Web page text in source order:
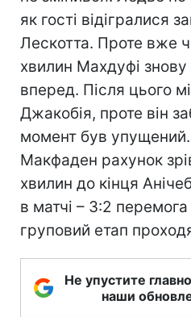
як гості відігралися
Лескотта. Проте вже
хвилин Махдуфі знову
вперед. Після цього
Джакобія, проте він
момент був упущений.
Макфаден рахунок
хвилин до кінця
в матчі – 3:2
груповий етап
Не упустите
наши